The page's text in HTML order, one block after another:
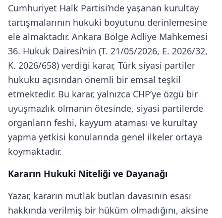
Cumhuriyet Halk Partisi’nde yaşanan kurultay
tartışmalarının hukuki boyutunu derinlemesine
ele almaktadır. Ankara Bölge Adliye Mahkemesi
36. Hukuk Dairesi’nin (T. 21/05/2026, E. 2026/32,
K. 2026/658) verdiği karar, Türk siyasi partiler
hukuku açısından önemli bir emsal teşkil
etmektedir. Bu karar, yalnızca CHP’ye özgü bir
uyuşmazlık olmanın ötesinde, siyasi partilerde
organların feshi, kayyum ataması ve kurultay
yapma yetkisi konularında genel ilkeler ortaya
koymaktadır.
Kararın Hukuki Niteliği ve Dayanağı
Yazar, kararın mutlak butlan davasının esası
hakkında verilmiş bir hüküm olmadığını, aksine